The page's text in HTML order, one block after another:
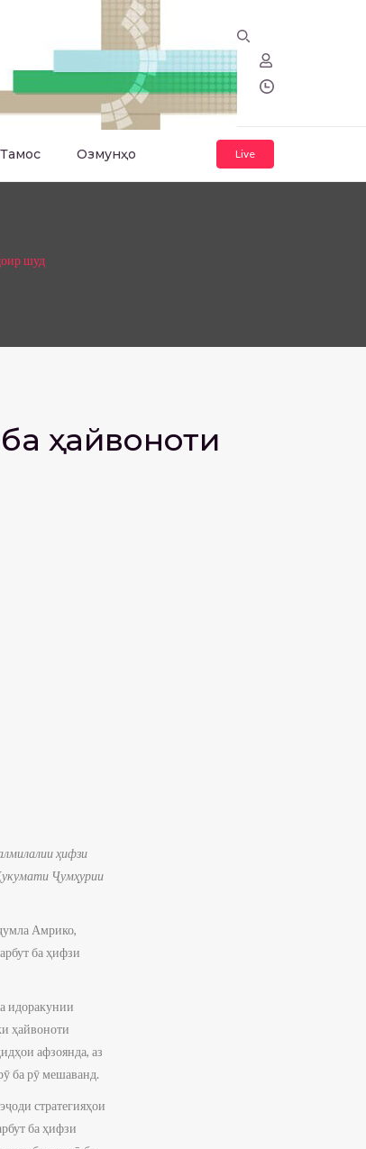
Тамос Озмунҳо Live
шуд
ҳайвоноти
ҳифзи
Ҷумҳурии
Амрико,
ба ҳифзи
идоракунии
ҳайвоноти
афзоянда, аз
ба рӯ мешаванд.
стратегияҳои
ба ҳифзи